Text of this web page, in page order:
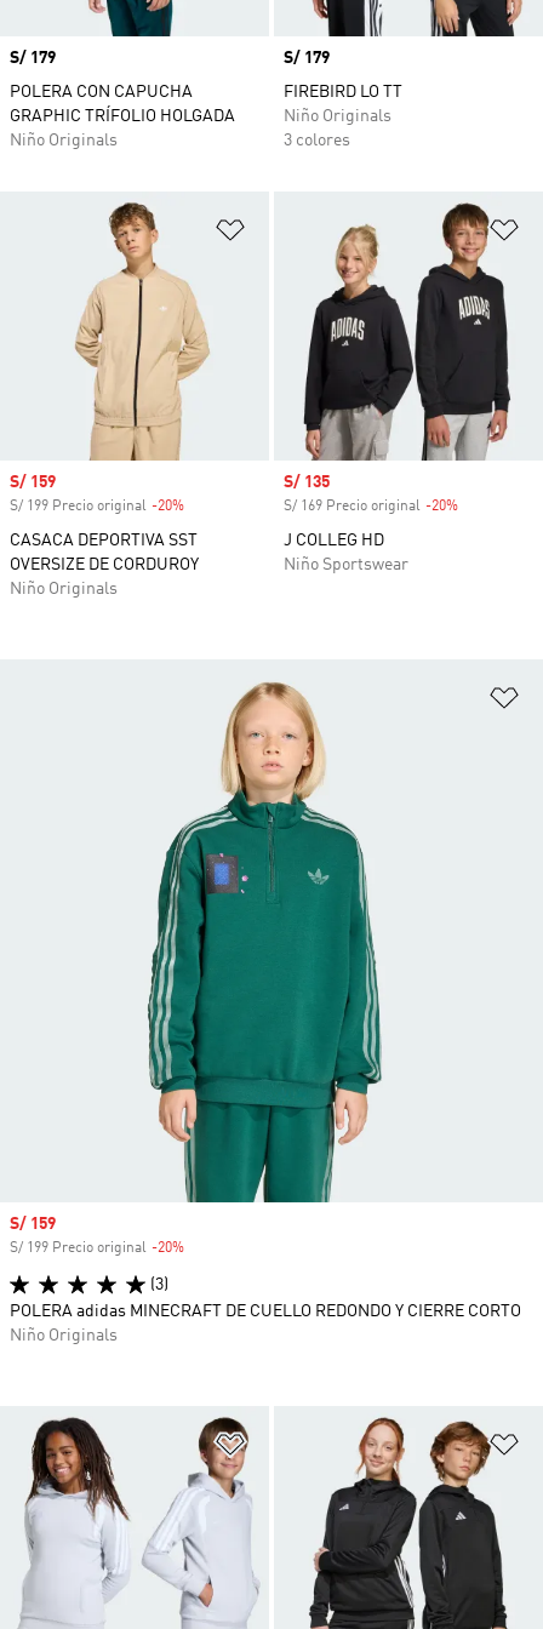
Precio
S/ 179
POLERA CON CAPUCHA
GRAPHIC TRÍFOLIO HOLGADA
Niño Originals
Precio
S/ 179
FIREBIRD LO TT
Niño Originals
3 colores
Añadir a la lista de deseos
Precio de venta
S/ 159
S/ 199 Precio original -20%
CASACA DEPORTIVA SST
OVERSIZE DE CORDUROY
Niño Originals
Precio de venta
S/ 135
S/ 169 Precio original -20%
J COLLEG HD
Niño Sportswear
Añadir a la lista de deseos
Precio de venta
S/ 159
S/ 199 Precio original -20%
(3)
POLERA adidas MINECRAFT DE CUELLO REDONDO Y CIERRE CORTO
Niño Originals